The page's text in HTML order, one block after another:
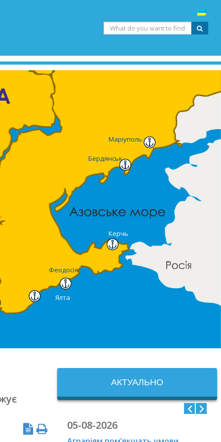
Ялта
Феодосія
Керчь
Бердянськ
Маріуполь
АКТУАЛЬНО
05-08-2026